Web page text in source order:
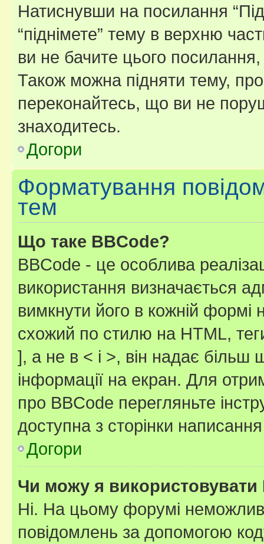
Натиснувши на посилання
“піднімете” тему в верхню
ви не бачите цього
Також можна підняти тему,
переконайтесь, що ви не
знаходитесь.
Догори
Форматування
тем
Що таке BBCode?
BBCode - це особлива
використання визначається
вимкнути його в кожній
схожий по стилю на HTML,
], а не в < і >, він надає більш
інформації на екран. Для
про BBCode перегляньте
доступна з сторінки
Догори
Чи можу я використовувати
Ні. На цьому форумі
повідомлень за допомогою